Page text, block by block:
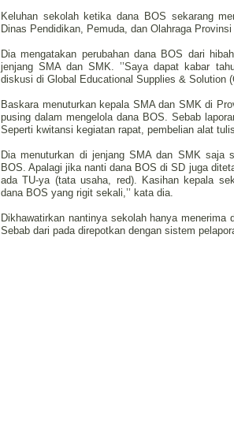
Keluhan sekolah ketika dana BOS sekarang
Dinas Pendidikan, Pemuda, dan Olahraga
Dia mengatakan perubahan dana BOS dari
jenjang SMA dan SMK. ’’Saya dapat kabar
diskusi di Global Educational Supplies & Solution
Baskara menuturkan kepala SMA dan SMK di
pusing dalam mengelola dana BOS. Sebab
Seperti kwitansi kegiatan rapat, pembelian alat
Dia menuturkan di jenjang SMA dan SMK saja
BOS. Apalagi jika nanti dana BOS di SD juga
ada TU-ya (tata usaha, red). Kasihan kepala
dana BOS yang rigit sekali,’’ kata dia.
Dikhawatirkan nantinya sekolah hanya
Sebab dari pada direpotkan dengan sistem